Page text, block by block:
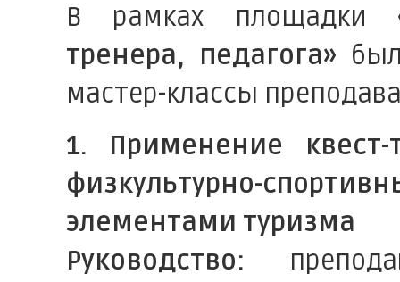
В рамках площадки
тренера, педагога»
мастер-классы
1. Применение квест-
физкультурно-
элементами туризма
Руководство: